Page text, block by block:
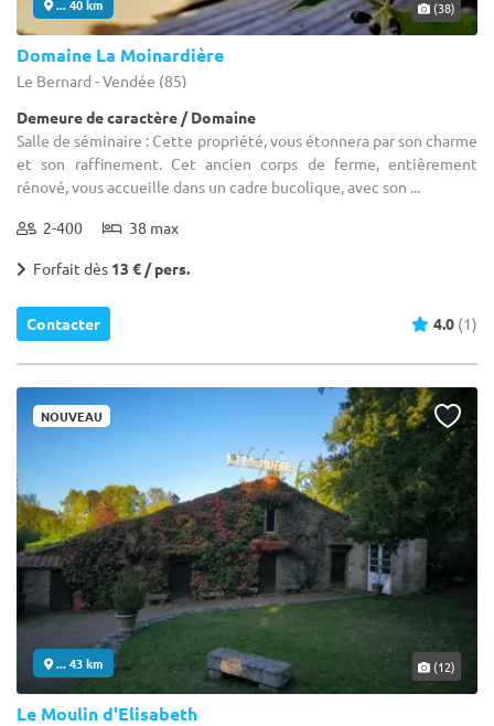
... 40 km (38)
Domaine La Moinardière
Le Bernard - Vendée (85)
Demeure de caractère / Domaine
Salle de séminaire : Cette propriété, vous étonnera par son charme
et son raffinement. Cet ancien corps de ferme, entièrement
rénové, vous accueille dans un cadre bucolique, avec son ...
2-400 38 max
Forfait dès 13 € / pers.
Contacter 4.0 (1)
NOUVEAU
... 43 km (12)
Le Moulin d'Elisabeth